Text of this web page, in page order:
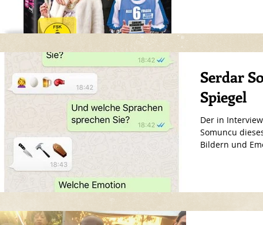
Serdar
Spiegel
Der in
Somuncu
Bildern und